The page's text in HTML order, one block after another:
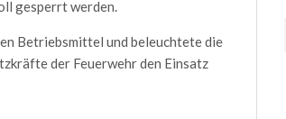
gesperrt werden.
Betriebsmittel und beleuchtete die
der Feuerwehr den Einsatz